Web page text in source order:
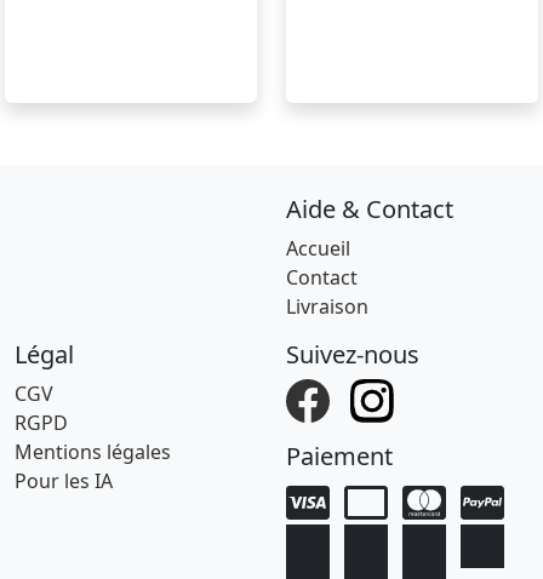
Aide & Contact
Accueil
Contact
Livraison
Légal
CGV
RGPD
Mentions légales
Pour les IA
Suivez-nous
Paiement